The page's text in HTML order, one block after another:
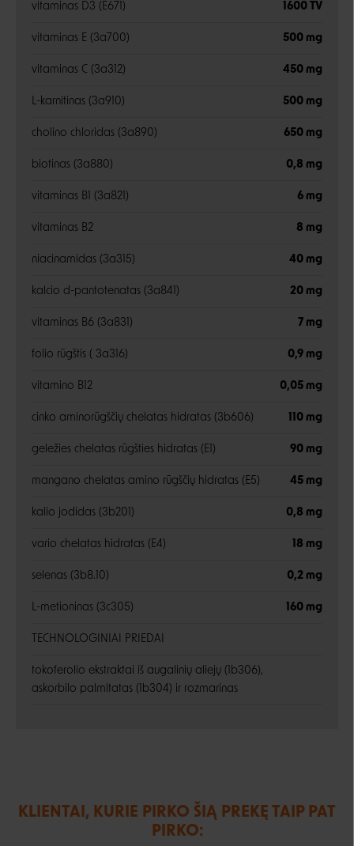
vitaminas D3 (E671) 1600 TV
vitaminas E (3a700) 500 mg
vitaminas C (3a312) 450 mg
L-karnitinas (3a910) 500 mg
cholino chloridas (3a890) 650 mg
biotinas (3a880) 0,8 mg
vitaminas B1 (3a821) 6 mg
vitaminas B2 8 mg
niacinamidas (3a315) 40 mg
kalcio d-pantotenatas (3a841) 20 mg
vitaminas B6 (3a831) 7 mg
folio rūgštis ( 3a316) 0,9 mg
vitamino B12 0,05 mg
cinko aminorūgščių chelatas hidratas (3b606) 110 mg
geležies chelatas rūgšties hidratas (E1) 90 mg
mangano chelatas amino rūgščių hidratas (E5) 45 mg
kalio jodidas (3b201) 0,8 mg
vario chelatas hidratas (E4) 18 mg
selenas (3b8.10) 0,2 mg
L-metioninas (3c305) 160 mg
TECHNOLOGINIAI PRIEDAI
tokoferolio ekstraktai iš augalinių aliejų (1b306),
askorbilo palmitatas (1b304) ir rozmarinas
KLIENTAI, KURIE PIRKO ŠIĄ PREKĘ TAIP PAT
PIRKO: